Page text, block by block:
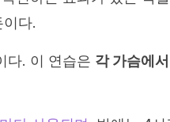
다.
다. 이 연습은 각 가슴에